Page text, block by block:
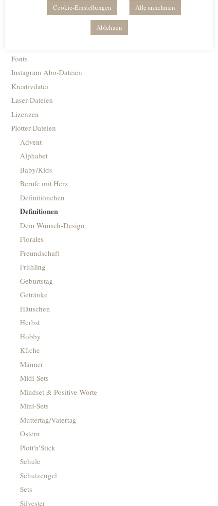
Produktkategorien
Fonts
Instagram Abo-Dateien
Kreativdatei
Laser-Dateien
Lizenzen
Plotter-Dateien
Advent
Alphabet
Baby/Kids
Berufe mit Herz
Definitiönchen
Definitionen
Dein Wunsch-Design
Florales
Freundschaft
Frühling
Geburtstag
Getränke
Häuschen
Herbst
Hobby
Küche
Männer
Midi-Sets
Mindset & Positive Worte
Mini-Sets
Muttertag/Vatertag
Ostern
Plott'n'Stick
Schule
Schutzengel
Sets
Silvester
Cookie-Einstellungen Alle annehmen
Ablehnen